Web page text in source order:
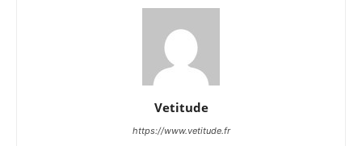
Vetitude
https://www.vetitude.fr